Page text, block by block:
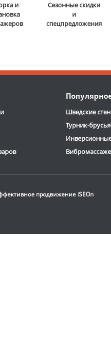
и
Сезонные скидки
и
спецпредложения
Шведские
Турник-
продвижение iSEOn